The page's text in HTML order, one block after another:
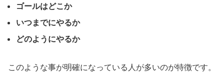
ゴールはどこか
いつまでにやるか
どのようにやるか
このような事が明確になっている人が多いのが特徴です。